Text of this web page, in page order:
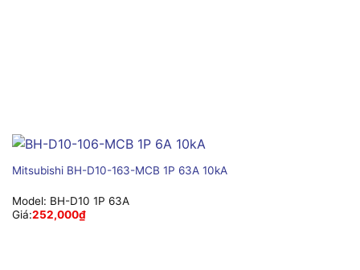
Mitsubishi BH-D10-163-MCB 1P 63A 10kA
Model: BH-D10 1P 63A
Giá:252,000₫